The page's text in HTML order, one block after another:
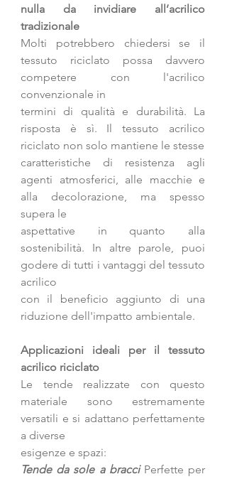
nulla da invidiare all’acrilico
tradizionale
Molti potrebbero chiedersi se il
tessuto riciclato possa davvero
competere con l'acrilico
convenzionale in
termini di qualità e durabilità. La
risposta è sì. Il tessuto acrilico
riciclato non solo mantiene le stesse
caratteristiche di resistenza agli
agenti atmosferici, alle macchie e
alla decolorazione, ma spesso
supera le
aspettative in quanto alla
sostenibilità. In altre parole, puoi
godere di tutti i vantaggi del tessuto
acrilico
con il beneficio aggiunto di una
riduzione dell'impatto ambientale.
Applicazioni ideali per il tessuto
acrilico riciclato
Le tende realizzate con questo
materiale sono estremamente
versatili e si adattano perfettamente
a diverse
esigenze e spazi:
Tende da sole a bracci Perfette per